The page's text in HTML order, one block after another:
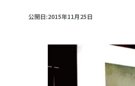
公開日:2015年11月25日